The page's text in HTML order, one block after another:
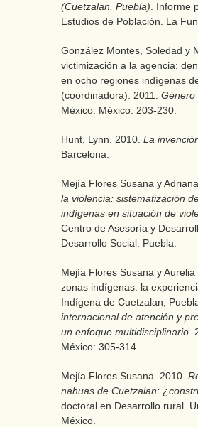
(Cuetzalan, Puebla) . Informe
Estudios de Población. La
González Montes, Soledad y
victimización a la agencia:
en ocho regiones indígenas
(coordinadora). 2011.
México. México: 203-230.
Hunt, Lynn. 2010. La
Barcelona.
Mejía Flores Susana y
la violencia: sistematización
indígenas en situación de
Centro de Asesoría y
Desarrollo Social. Puebla.
Mejía Flores Susana y
zonas indígenas: la
Indígena de Cuetzalan,
internacional de atención y
un enfoque multidisciplinario.
México: 305-314.
Mejía Flores Susana. 2010.
nahuas de Cuetzalan:
doctoral en Desarrollo rural.
México.